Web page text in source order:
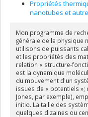
Construire l'avenir
été nommé professeur
avril 2022.
Propriétés
nanotubes et
Mon programme de
générale de la physique
utilisons de puissants
et les propriétés des
relation « structure-
est la dynamique
du mouvement d'un
issues de « potentiels »;
Jones, par exemple),
initio. La taille des
quelques dizaines ou